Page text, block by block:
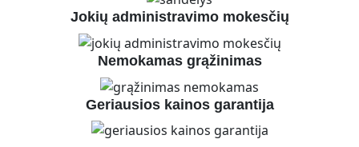
Jokių administravimo mokesčių
Nemokamas grąžinimas
Geriausios kainos garantija